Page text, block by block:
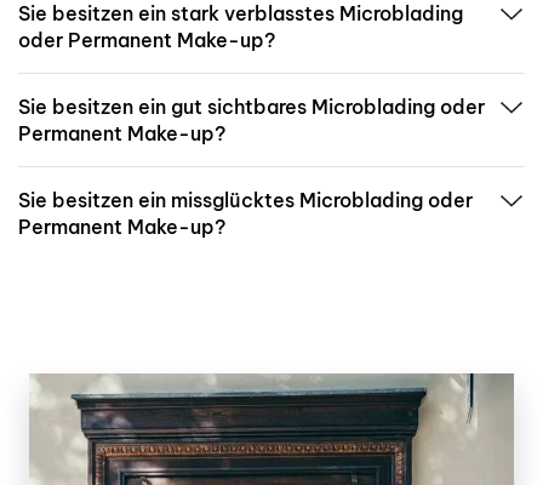
Sie besitzen ein stark verblasstes Microblading
oder Permanent Make-up?
Sie besitzen ein gut sichtbares Microblading oder
Permanent Make-up?
Sie besitzen ein missglücktes Microblading oder
Permanent Make-up?